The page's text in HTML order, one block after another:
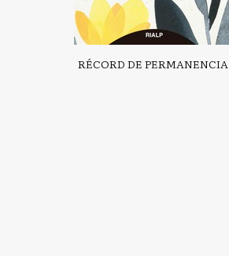
RÉCORD DE PERMANENCIA